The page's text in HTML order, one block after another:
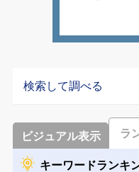
検索して調べる
ビジュアル表示 ラ
キーワードランキ